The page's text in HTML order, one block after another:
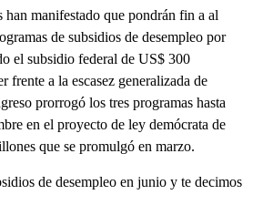
han manifestado que pondrán fin a al
de subsidios de desempleo por
el subsidio federal de US$ 300
frente a la escasez generalizada de
prorrogó los tres programas hasta
en el proyecto de ley demócrata de
que se promulgó en marzo.
de desempleo en junio y te decimos